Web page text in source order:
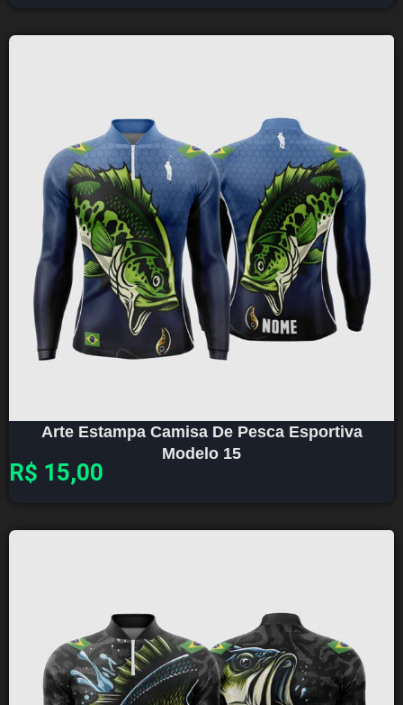
Arte Estampa Camisa De Pesca Esportiva
Modelo 15
R$ 15,00